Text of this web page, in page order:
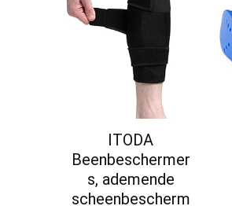
ITODA
Beenbeschermer
s, ademende
scheenbescherm